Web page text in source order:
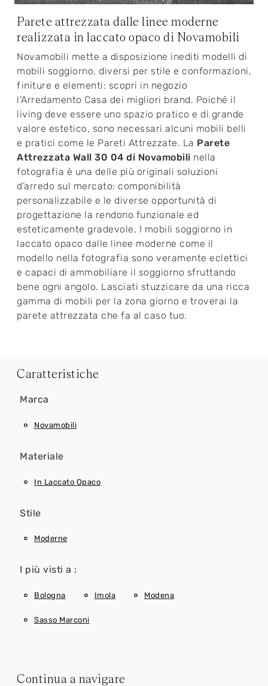
Parete attrezzata dalle linee moderne
realizzata in laccato opaco di Novamobili
Novamobili mette a disposizione inediti modelli di
mobili soggiorno, diversi per stile e conformazioni,
finiture e elementi: scopri in negozio
l'Arredamento Casa dei migliori brand. Poiché il
living deve essere uno spazio pratico e di grande
valore estetico, sono necessari alcuni mobili belli
e pratici come le Pareti Attrezzate. La Parete
Attrezzata Wall 30 04 di Novamobili nella
fotografia è una delle più originali soluzioni
d’arredo sul mercato: componibilità
personalizzabile e le diverse opportunità di
progettazione la rendono funzionale ed
esteticamente gradevole. I mobili soggiorno in
laccato opaco dalle linee moderne come il
modello nella fotografia sono veramente eclettici
e capaci di ammobiliare il soggiorno sfruttando
bene ogni angolo. Lasciati stuzzicare da una ricca
gamma di mobili per la zona giorno e troverai la
parete attrezzata che fa al caso tuo.
Caratteristiche
Marca
Novamobili
Materiale
In Laccato Opaco
Stile
Moderne
I più visti a :
Bologna Imola Modena
Sasso Marconi
Continua a navigare